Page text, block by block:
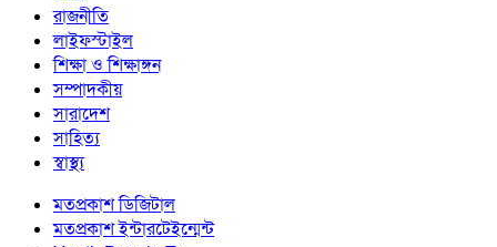
রাজনীতি
লাইফস্টাইল
শিক্ষা ও শিক্ষাঙ্গন
সম্পাদকীয়
সারাদেশ
সাহিত্য
স্বাস্থ্য
মতপ্রকাশ ডিজিটাল
মতপ্রকাশ ইন্টারটেইন্মেন্ট